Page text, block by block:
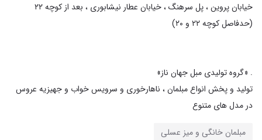
خیابان پروین ، پل سرهنگ ، خیابان عطار نیشابوری ، بعد از کوچه ۲۲
تولید و پخش انواع مبلمان ، ناهارخوری و سرویس خواب و جهیزیه عروس
در مدل های متنوع
مبلمان خانگی و میز عسلی